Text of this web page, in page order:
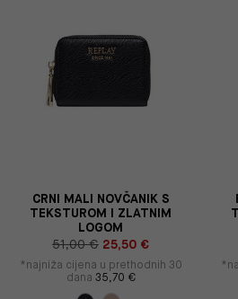
CRNI MALI NOVČANIK S
TEKSTUROM I ZLATNIM
LOGOM
51,00 € 25,50 €
*najniža cijena u prethodnih 30
dana 35,70 €